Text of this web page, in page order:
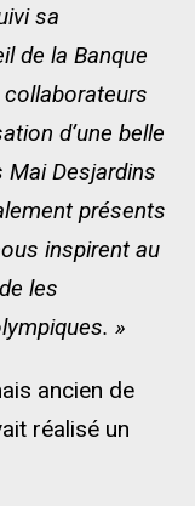
sa
de la Banque
d’une belle
Mai Desjardins
présents
inspirent au
les
»
ancien de
réalisé un